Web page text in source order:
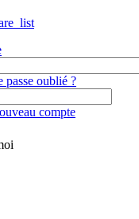
passe oublié ?
compte